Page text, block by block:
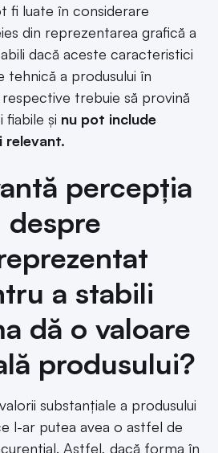
fi luate în considerare
din reprezentarea grafică a
dacă aceste caracteristici
a produsului în
trebuie să provină
fiabile și nu pot include
relevant.
percepția
a stabili
dă o valoare
produsului?
substanțiale a produsului
l-ar putea avea o astfel de
Astfel, dacă forma în